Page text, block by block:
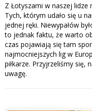
Z Łotyszami w naszej lidze
Tych, którym udało się u
jednej ręki. Niewypałów
to jednak faktu, że warto
czas pojawiają się tam
najmocniejszych lig w
piłkarze. Przyjrzeliśmy
uwagę.